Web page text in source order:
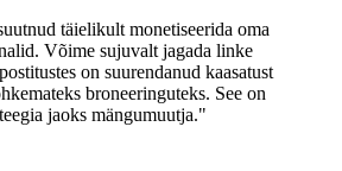
täielikult monetiseerida oma
Võime sujuvalt jagada linke
on suurendanud kaasatust
broneeringuteks. See on
jaoks mängumuutja."